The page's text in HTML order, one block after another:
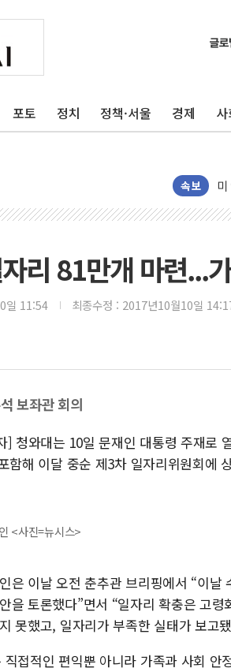
포토 정치 정책·서울 경제 사
속보
뉴
트
[
美
이
美
[
리 81만개 마련...
일 11:54 최종수정 : 2017년10월10일
보좌관 회의
] 청와대는 10일 문재인 대통령 주재로
함해 이달 중순 제3차 일자리위원회에
<사진=뉴시스>
은 이날 오전 춘추관 브리핑에서 “이
을 토론했다”면서 “일자리 확충은 고
못했고, 일자리가 부족한 실태가 보고
직접적인 편익뿐 아니라 가족과 사회 안